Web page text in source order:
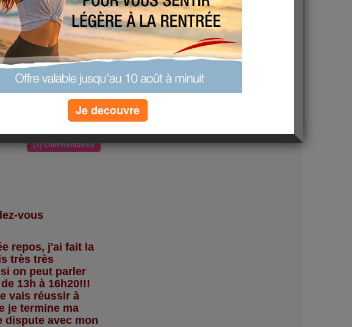
pas de sortie
la pluie, bouh!
s'amuser quand
de même, snif!
pour deux
que je sais
lol!
(3) commentaires
vous
repos, j'ai fait la
très très
on peut parler
13h à 16h20!!!
vais réussir à
je termine ma
dispute avec mon
Je decouvre